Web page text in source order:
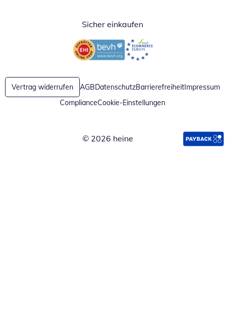
Sicher einkaufen
Öffnet in neuem FensterÖffnet in neuem Fenster
Vertrag widerrufen AGBDatenschutzBarrierefreiheitImpressum
ComplianceCookie-Einstellungen
© 2026 heine